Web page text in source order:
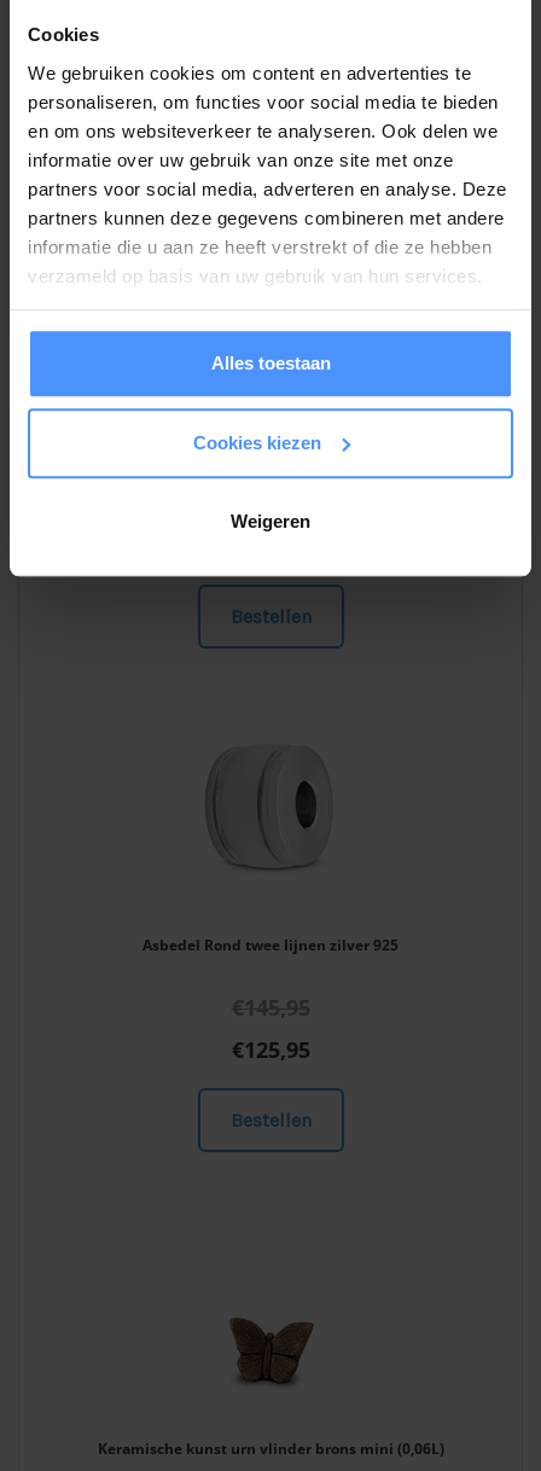
Cookies
We gebruiken cookies om content en advertenties te
personaliseren, om functies voor social media te bieden
en om ons websiteverkeer te analyseren. Ook delen we
informatie over uw gebruik van onze site met onze
partners voor social media, adverteren en analyse. Deze
partners kunnen deze gegevens combineren met andere
informatie die u aan ze heeft verstrekt of die ze hebben
verzameld op basis van uw gebruik van hun services.
Alles toestaan
Cookies kiezen
Weigeren
PostNL als brievenbuspakketje. U hoeft hier dus niet voor thuis te
Gerelateerde producten
Ashanger Hart in Rondje zilver 925 met Zirkonia steentjes
Bestellen
Asbedel Rond twee lijnen zilver 925
€145,95
€125,95
Bestellen
Keramische kunst urn vlinder brons mini (0,06L)